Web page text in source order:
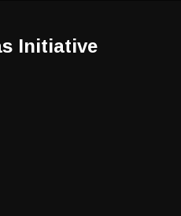
Initiative